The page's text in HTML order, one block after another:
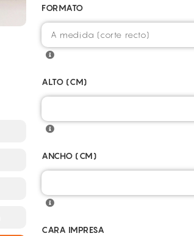
FORMATO
ALTO (CM)
ANCHO (CM)
CARA IMPRESA